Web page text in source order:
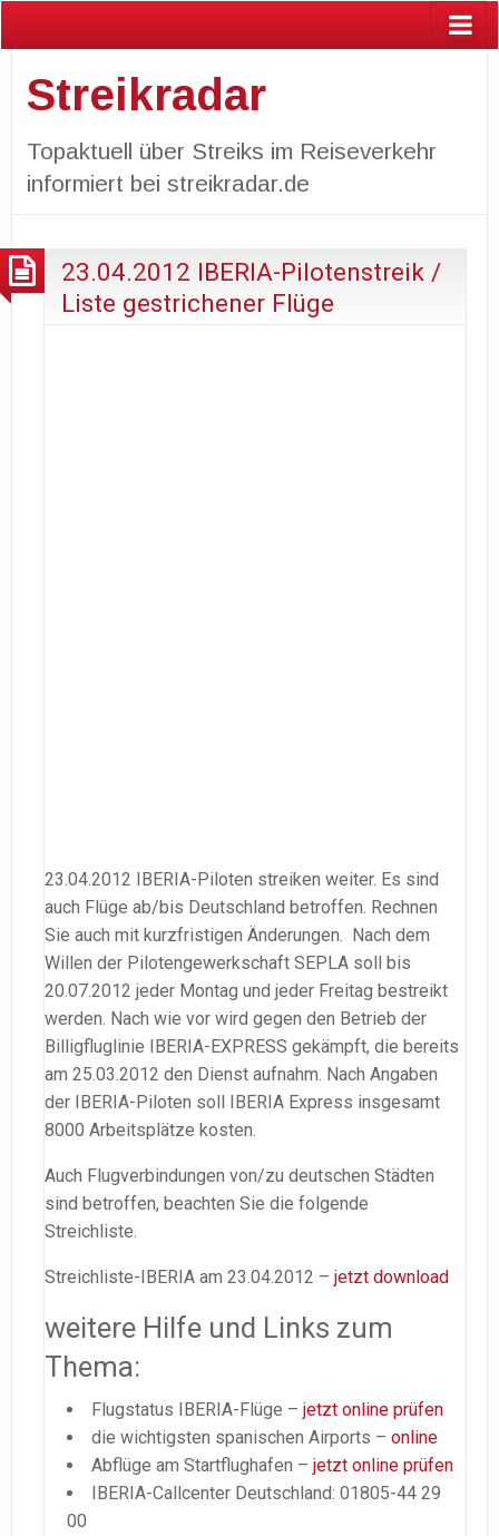
Streikradar
Topaktuell über Streiks im Reiseverkehr
informiert bei streikradar.de
23.04.2012 IBERIA-Pilotenstreik /
Liste gestrichener Flüge
23.04.2012 IBERIA-Piloten streiken weiter. Es sind
auch Flüge ab/bis Deutschland betroffen. Rechnen
Sie auch mit kurzfristigen Änderungen. Nach dem
Willen der Pilotengewerkschaft SEPLA soll bis
20.07.2012 jeder Montag und jeder Freitag bestreikt
werden. Nach wie vor wird gegen den Betrieb der
Billigfluglinie IBERIA-EXPRESS gekämpft, die bereits
am 25.03.2012 den Dienst aufnahm. Nach Angaben
der IBERIA-Piloten soll IBERIA Express insgesamt
8000 Arbeitsplätze kosten.
Auch Flugverbindungen von/zu deutschen Städten
sind betroffen, beachten Sie die folgende
Streichliste.
Streichliste-IBERIA am 23.04.2012 – jetzt download
weitere Hilfe und Links zum
Thema:
Flugstatus IBERIA-Flüge – jetzt online prüfen
die wichtigsten spanischen Airports – online
Abflüge am Startflughafen – jetzt online prüfen
IBERIA-Callcenter Deutschland: 01805-44 29
00